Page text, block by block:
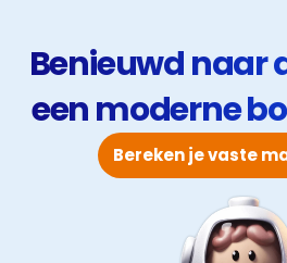
Benieuwd naar
een moderne
Bereken je vaste